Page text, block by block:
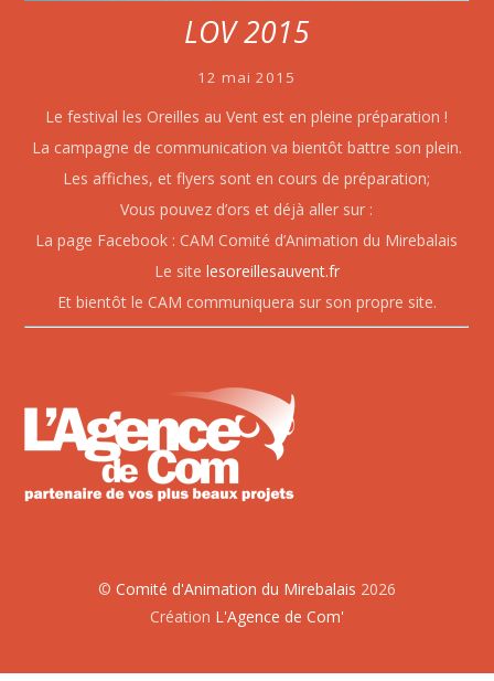
© Comité d'Animation du Mirebalais 2026
Création L'Agence de Com'
LOV 2015
12 mai 2015
Le festival les Oreilles au Vent est en pleine préparation !
La campagne de communication va bientôt battre son plein.
Les affiches, et flyers sont en cours de préparation;
Vous pouvez d’ors et déjà aller sur :
La page Facebook : CAM Comité d’Animation du Mirebalais
Le site lesoreillesauvent.fr
Et bientôt le CAM communiquera sur son propre site.